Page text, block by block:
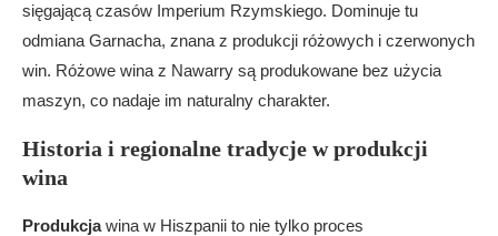
sięgającą czasów Imperium Rzymskiego. Dominuje tu
odmiana Garnacha, znana z produkcji różowych i czerwonych
win. Różowe wina z Nawarry są produkowane bez użycia
maszyn, co nadaje im naturalny charakter.
Historia i regionalne tradycje w produkcji
wina
Produkcjawina w Hiszpanii to nie tylko proces